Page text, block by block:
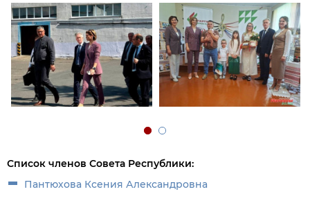
Список членов Совета Республики:
Пантюхова Ксения Александровна